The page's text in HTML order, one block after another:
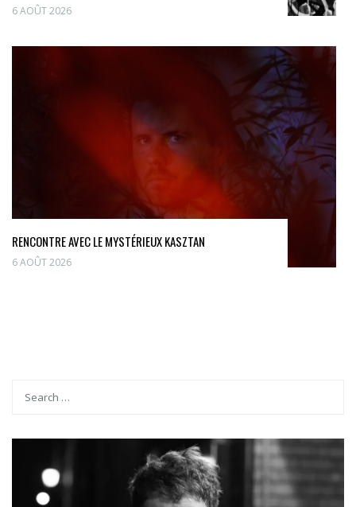
6 AOÛT 2026
RENCONTRE AVEC LE MYSTÉRIEUX KASZTAN
6 AOÛT 2026